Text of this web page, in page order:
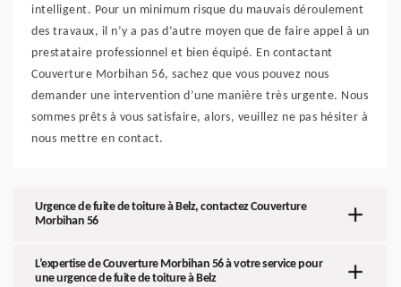
intelligent. Pour un minimum risque du mauvais déroulement
des travaux, il n’y a pas d’autre moyen que de faire appel à un
prestataire professionnel et bien équipé. En contactant
Couverture Morbihan 56, sachez que vous pouvez nous
demander une intervention d’une manière très urgente. Nous
sommes prêts à vous satisfaire, alors, veuillez ne pas hésiter à
nous mettre en contact.
Urgence de fuite de toiture à Belz, contactez Couverture
Morbihan 56
L’expertise de Couverture Morbihan 56 à votre service pour
une urgence de fuite de toiture à Belz